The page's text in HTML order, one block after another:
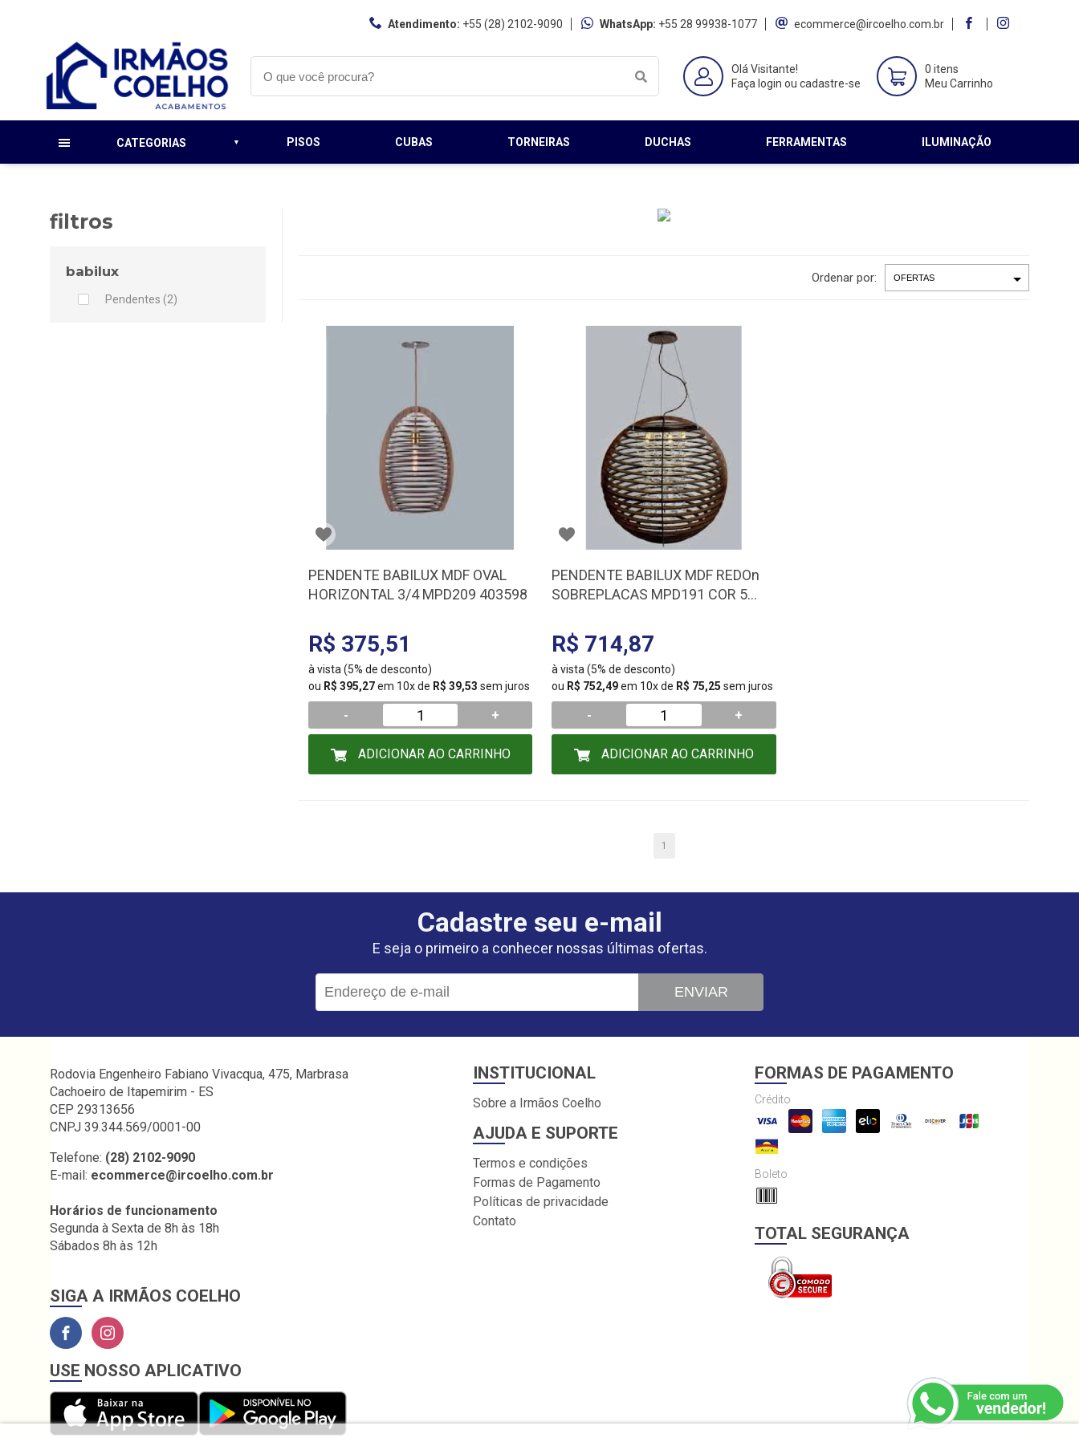
Atendimento: +55 (28) 2102-9090 WhatsApp: +55 28 99938-1077 ecommerce@ircoelho.com.br
Olá Visitante!
Faça login ou cadastre-se
0 itens
Meu Carrinho
CATEGORIAS PISOS CUBAS TORNEIRAS DUCHAS FERRAMENTAS ILUMINAÇÃO
filtros
babilux
Pendentes (2)
Ordenar por:
PENDENTE BABILUX MDF OVAL
HORIZONTAL 3/4 MPD209 403598
R$ 375,51
à vista (5% de desconto)
ou R$ 395,27em 10x de R$ 39,53 sem juros
- +
ADICIONAR AO CARRINHO
PENDENTE BABILUX MDF REDOn
SOBREPLACAS MPD191 COR 5
R$ 714,87
à vista (5% de desconto)
ou R$ 752,49em 10x de R$ 75,25 sem juros
- +
ADICIONAR AO CARRINHO
1
Cadastre seu e-mail
E seja o primeiro a conhecer nossas últimas ofertas.
ENVIAR
Rodovia Engenheiro Fabiano Vivacqua, 475, Marbrasa
Cachoeiro de Itapemirim - ES
CEP 29313656
CNPJ 39.344.569/0001-00
Telefone: (28) 2102-9090
E-mail: ecommerce@ircoelho.com.br
Horários de funcionamento
Segunda à Sexta de 8h às 18h
Sábados 8h às 12h
SIGA A IRMÃOS COELHO
INSTITUCIONAL
Sobre a Irmãos Coelho
AJUDA E SUPORTE
Termos e condições
Formas de Pagamento
Políticas de privacidade
Contato
FORMAS DE PAGAMENTO
Crédito
Boleto
TOTAL SEGURANÇA
USE NOSSO APLICATIVO